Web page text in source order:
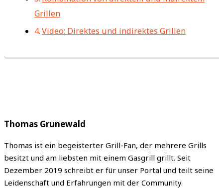
Grillen
Video: Direktes und indirektes Grillen
Thomas Grunewald
Thomas ist ein begeisterter Grill-Fan, der mehrere Grills
besitzt und am liebsten mit einem Gasgrill grillt. Seit
Dezember 2019 schreibt er für unser Portal und teilt seine
Leidenschaft und Erfahrungen mit der Community.